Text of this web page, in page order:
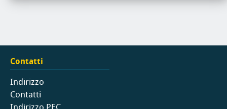
Contatti
Indirizzo
Contatti
Indirizzo PEC